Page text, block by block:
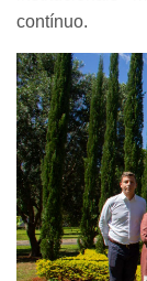
contínuo.